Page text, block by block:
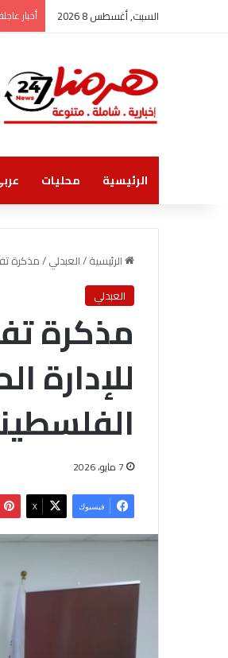
السبت, أغسطس 8 2026 أخبار عاجلة
الرئيسية محليات
الرئيسية/العبدلي/مذكرة
العبدلي
مذكرة
للإدارة
7 مايو، 2026
فيسبوك ‫X